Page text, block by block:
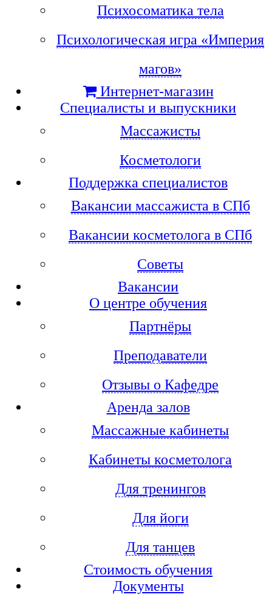
Психосоматика тела
Психологическая игра «Империя
магов»
Интернет-магазин
Специалисты и выпускники
Массажисты
Косметологи
Поддержка специалистов
Вакансии массажиста в СПб
Вакансии косметолога в СПб
Советы
Вакансии
О центре обучения
Партнёры
Преподаватели
Отзывы о Кафедре
Аренда залов
Массажные кабинеты
Кабинеты косметолога
Для тренингов
Для йоги
Для танцев
Стоимость обучения
Документы